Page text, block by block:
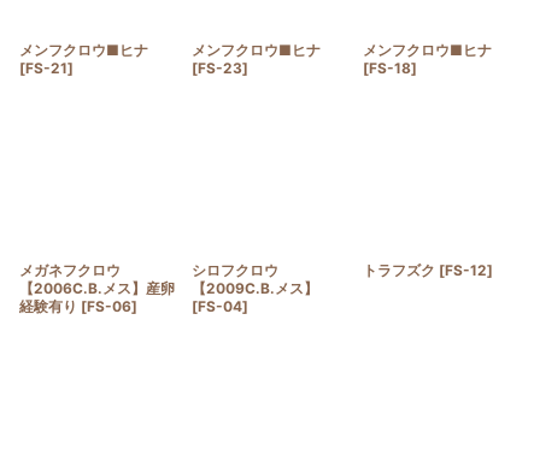
メンフクロウ■ヒナ
[FS-21]
メンフクロウ■ヒナ
[FS-23]
メンフクロウ■ヒナ
[FS-18]
メガネフクロウ
【2006C.B.メス】産卵
経験有り [FS-06]
シロフクロウ
【2009C.B.メス】
[FS-04]
トラフズク [FS-12]